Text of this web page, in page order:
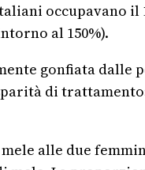
occupavano il
al 150%).
gonfiata dalle
di
alle due